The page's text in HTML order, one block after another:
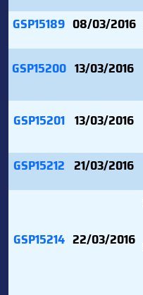
GSP15189 08/03/2016
GSP15200 13/03/2016
GSP15201 13/03/2016
GSP15212 21/03/2016
GSP15214 22/03/2016